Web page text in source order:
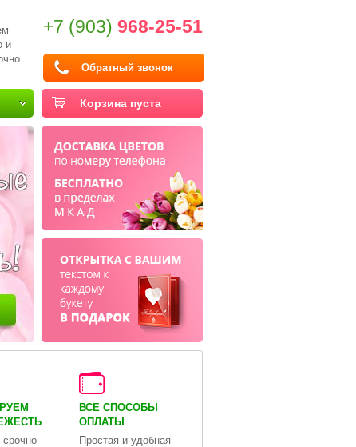
и
+7 (903) 968-25-51
Обратный звонок
Корзина пуста
ВСЕ СПОСОБЫ
ОПЛАТЫ
Простая и удобная